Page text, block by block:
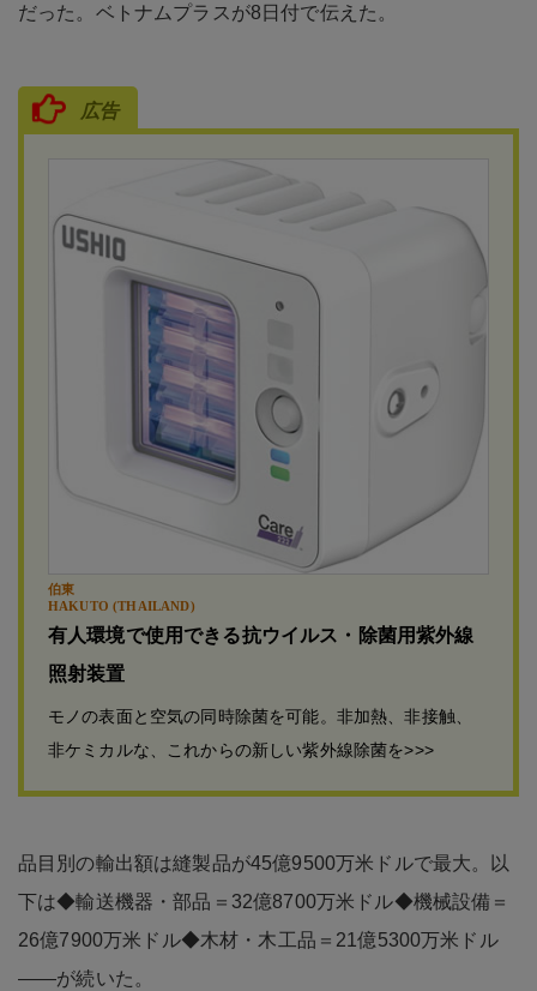
だった。ベトナムプラスが8日付で伝えた。
広告
伯東
HAKUTO (THAILAND)
有人環境で使用できる抗ウイルス・除菌用紫外線
照射装置
モノの表面と空気の同時除菌を可能。非加熱、非接触、
非ケミカルな、これからの新しい紫外線除菌を>>>
品目別の輸出額は縫製品が45億9500万米ドルで最大。以
下は◆輸送機器・部品＝32億8700万米ドル◆機械設備＝
26億7900万米ドル◆木材・木工品＝21億5300万米ドル
――が続いた。